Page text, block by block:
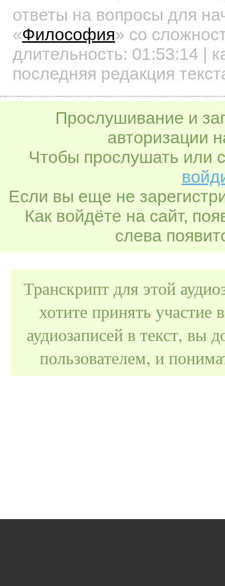
ответы на вопросы для
«Философия» со
длительность: 01:53:14 |
последняя редакция
Прослушивание и
авторизации
Чтобы прослушать или
Если вы еще не
Как войдёте на сайт,
слева
Транскрипт для этой
хотите принять
аудиозаписей в текст, вы
пользователем, и